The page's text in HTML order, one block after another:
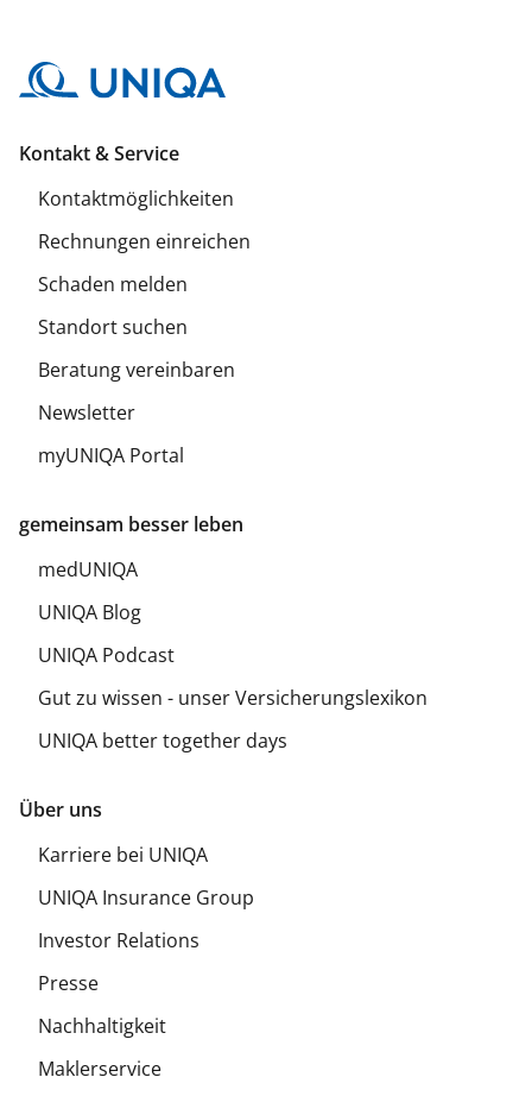
Kontakt & Service
Kontaktmöglichkeiten
Rechnungen einreichen
Schaden melden
Standort suchen
Beratung vereinbaren
Newsletter
myUNIQA Portal
gemeinsam besser leben
medUNIQA
UNIQA Blog
UNIQA Podcast
Gut zu wissen - unser Versicherungslexikon
UNIQA better together days
Über uns
Karriere bei UNIQA
UNIQA Insurance Group
Investor Relations
Presse
Nachhaltigkeit
Maklerservice